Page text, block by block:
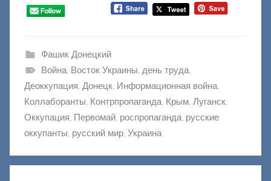
Фашик Донецкий
Война, Восток Украины, день труда,
Деоккупация, Донецк, Информационная война,
Коллаборанты, Контрпропаганда, Крым, Луганск,
Оккупация, Первомай, роспропаганда, русские
оккупанты, русский мир, Украина